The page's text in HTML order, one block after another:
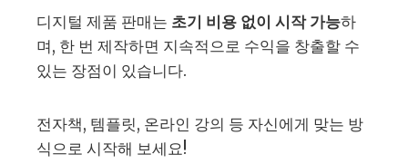
디지털 제품 판매는 초기 비용 없이 시작 가능하
며, 한 번 제작하면 지속적으로 수익을 창출할 수
있는 장점이 있습니다.
전자책, 템플릿, 온라인 강의 등 자신에게 맞는 방
식으로 시작해 보세요!